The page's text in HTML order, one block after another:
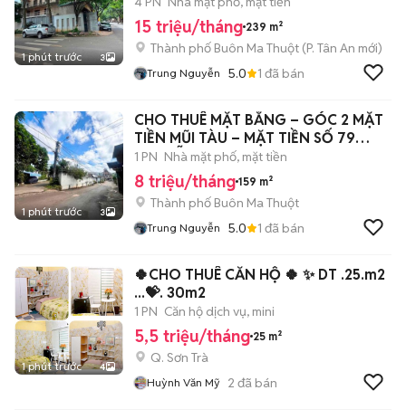
1 phút trước 3
15 triệu/tháng 239 m²
Thành phố Buôn Ma Thuột (P. Tân An mới)
Trung Nguyễn 5.0 1 đã bán
1 phút trước 3
CHO THUÊ MẶT BẰNG – GÓC 2 MẶT
TIỀN MŨI TÀU – MẶT TIỀN SỐ 79
NGUYỄN DU
1 PN Nhà mặt phố, mặt tiền
8 triệu/tháng 159 m²
Thành phố Buôn Ma Thuột
Trung Nguyễn 5.0 1 đã bán
1 phút trước 4
🍀CHO THUÊ CĂN HỘ 🍀 ✨ DT .25.m2
...💝. 30m2
1 PN Căn hộ dịch vụ, mini
5,5 triệu/tháng 25 m²
Q. Sơn Trà
Huỳnh Văn Mỹ 2 đã bán